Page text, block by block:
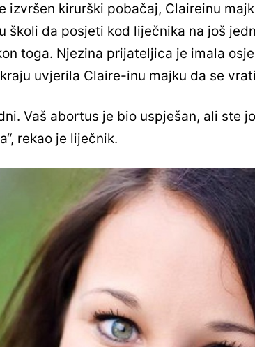
izvršen kirurški pobačaj, Claireinu
školi da posjeti kod liječnika na još
toga. Njezina prijateljica je imala
uvjerila Claire-inu majku da se
Vaš abortus je bio uspješan, ali ste
rekao je liječnik.